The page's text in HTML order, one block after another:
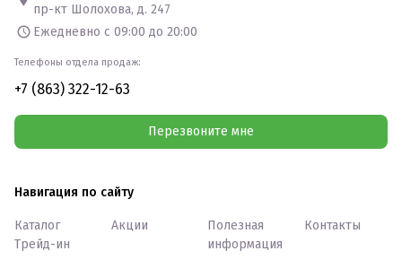
пр-кт Шолохова, д. 247
Ежедневно с 09:00 до 20:00
Телефоны отдела продаж:
+7 (863) 322-12-63
Перезвоните мне
Навигация по сайту
Каталог
Трейд-ин
Акции
Полезная
информация
Контакты